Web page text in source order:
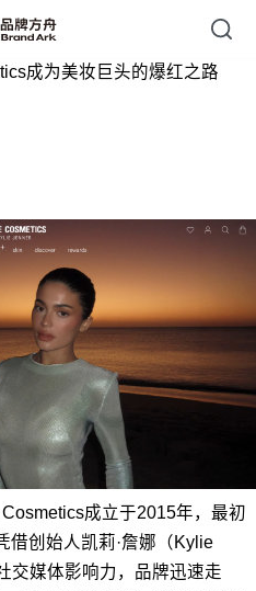
成为美妆巨头的爆红之路
成立于2015年，最初
借创始人凯莉·詹娜（Kylie
交媒体影响力，品牌迅速走